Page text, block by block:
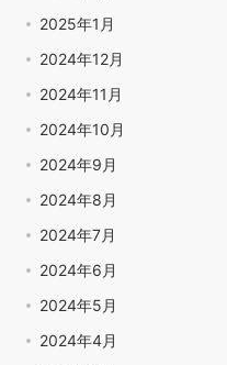
2025年1月
2024年12月
2024年11月
2024年10月
2024年9月
2024年8月
2024年7月
2024年6月
2024年5月
2024年4月